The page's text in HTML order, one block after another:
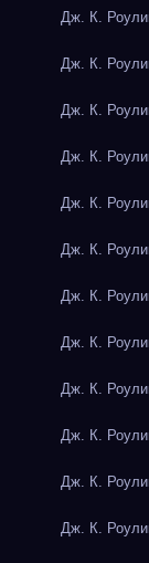
Дж. К.
Дж. К.
Дж. К.
Дж. К.
Дж. К.
Дж. К.
Дж. К.
Дж. К.
Дж. К.
Дж. К.
Дж. К.
Дж. К.